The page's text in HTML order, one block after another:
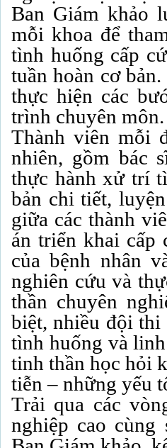
Ban Giám khảo
mỗi khoa để
tình huống cấp
tuần hoàn cơ
thực hiện các
trình chuyên môn.
Thành viên mỗi
nhiên, gồm bác
thực hành xử trí
bản chi tiết,
giữa các thành
án triển khai cấp
của bệnh nhân
nghiên cứu và
thần chuyên
biệt, nhiều đội thi
tình huống và
tinh thần học hỏi
tiễn – những yếu
Trải qua các
nghiệp cao cùng